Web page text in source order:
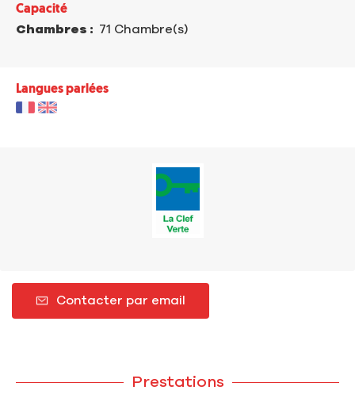
Capacité
Chambres : 71 Chambre(s)
Langues parlées
Contacter par email
Prestations